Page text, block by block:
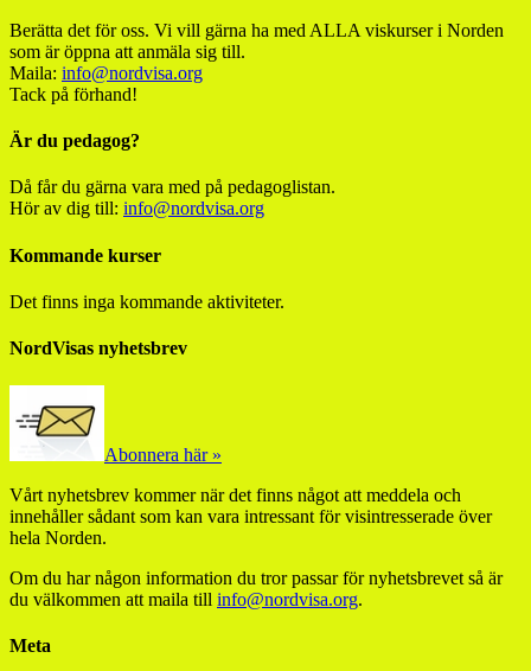
Berätta det för oss. Vi vill gärna ha med ALLA viskurser i Norden
som är öppna att anmäla sig till.
Maila: info@nordvisa.org
Tack på förhand!
Är du pedagog?
Då får du gärna vara med på pedagoglistan.
Hör av dig till: info@nordvisa.org
Kommande kurser
Det finns inga kommande aktiviteter.
NordVisas nyhetsbrev
Abonnera här »
Vårt nyhetsbrev kommer när det finns något att meddela och
innehåller sådant som kan vara intressant för visintresserade över
hela Norden.
Om du har någon information du tror passar för nyhetsbrevet så är
du välkommen att maila till info@nordvisa.org.
Meta